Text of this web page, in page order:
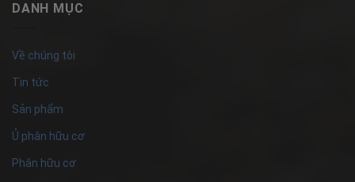
DANH MỤC
Về chúng tôi
Tin tức
Sản phẩm
Ủ phân hữu cơ
Phân hữu cơ